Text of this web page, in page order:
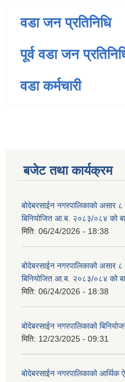
वडा जन प्रतिनिधि
पूर्व वडा जन
वडा कर्मचारी
बजेट तथा कार्यक्रम
बोदेबरसाईन नगरपालिकाको
बिनियोजित आ.ब. २०८३/०८४ को
मिति: 06/24/2026 - 18:38
बोदेबरसाईन नगरपालिकाको
बिनियोजित आ.ब. २०८३/०८४ को
मिति: 06/24/2026 - 18:38
बोदेबरसाईन नगरपालिकाको
मिति: 12/23/2025 - 09:31
बोदेबरसाईन नगरपालिकाको आर्थिक